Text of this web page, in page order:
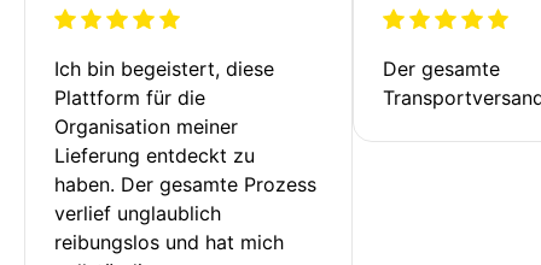
Ich bin begeistert, diese
Plattform für die
Organisation meiner
Lieferung entdeckt zu
haben. Der gesamte Prozess
verlief unglaublich
reibungslos und hat mich
Der gesamte